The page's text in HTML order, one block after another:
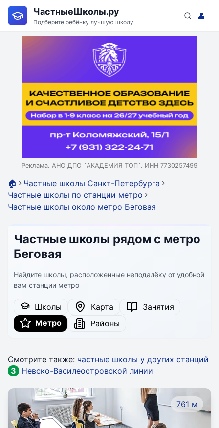
ЧастныеШколы.ру
Подберите ребёнку лучшую школу
👤
Реклама. АНО ДПО `АКАДЕМИЯ ТОП`. ИНН 7730257499
🏠
Частные школы Санкт-Петербурга
Частные школы по станции метро
Частные школы около метро Беговая
Частные школы рядом с метро
Беговая
Найдите школы, расположенные неподалёку от удобной
вам станции метро
Школы Карта
Занятия
Метро
Районы
Смотрите также: частные школы у других станций
3
Невско-Василеостровской линии
761 м